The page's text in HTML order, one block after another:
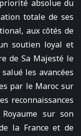
absolue du
totale de ses
aux côtés de
soutien loyal et
de Sa Majesté le
les avancées
par le Maroc sur
reconnaissances
sur son
la France et de